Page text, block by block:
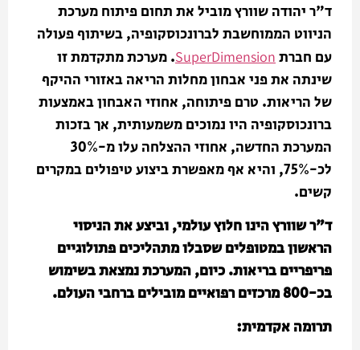
ד"ר יהודה שוורץ מוביל את תחום פיתוח מערכת
הניווט הממוחשבת לברונכוסקופיה, בשיתוף פעולה
עם חברת SuperDimension. מערכת מתקדמת זו
שינתה את פני אבחון מחלות הריאה באזורי ההיקף
של הריאות. טרם פיתוחה, אחוזי האבחון באמצעות
ברונכוסקופיה היו נמוכים משמעותית, אך בזכות
המערכת החדשה, אחוזי ההצלחה עלו מ-30%
לכ-75%, והיא אף מאפשרת ביצוע טיפולים במקרים
קשים.
ד"ר שוורץ הינו חלוץ עולמי, וביצע את הניסוי
הראשון במטופלים שסבלו מתהליכים פתולוגיים
פריפריים בריאות. כיום, המערכת נמצאת בשימוש
בכ-800 מרכזים רפואיים מובילים ברחבי העולם.
תרומה אקדמית: